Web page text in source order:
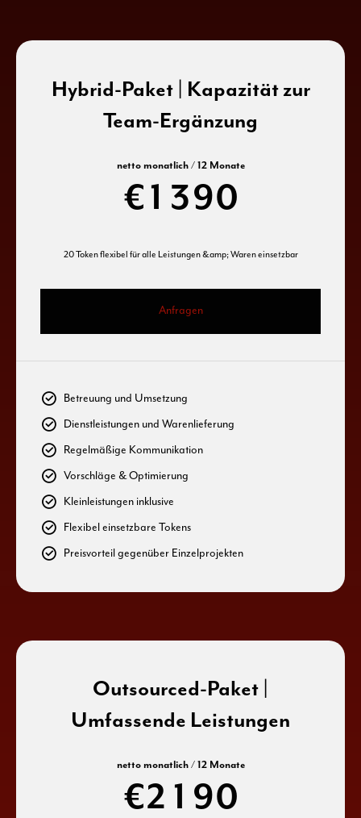
Hybrid-Paket | Kapazität zur
Team-Ergänzung
netto monatlich / 12 Monate
€1
2
3
4
5
6
7
8
9
0
0
1
2
3
4
5
6
7
8
9
0
6
7
8
9
0
7
8
9
0
20 Token flexibel für alle Leistungen &amp; Waren einsetzbar
Anfragen
Betreuung und Umsetzung
Dienstleistungen und Warenlieferung
Regelmäßige Kommunikation
Vorschläge & Optimierung
Kleinleistungen inklusive
Flexibel einsetzbare Tokens
Preisvorteil gegenüber Einzelprojekten
Outsourced-Paket |
Umfassende Leistungen
netto monatlich / 12 Monate
€
0
2
0
1
0
1
2
4
5
6
7
8
9
1
5
6
7
8
9
0